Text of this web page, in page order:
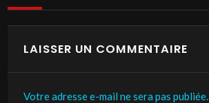
LAISSER UN COMMENTAIRE
Votre adresse e-mail ne sera pas publiée.